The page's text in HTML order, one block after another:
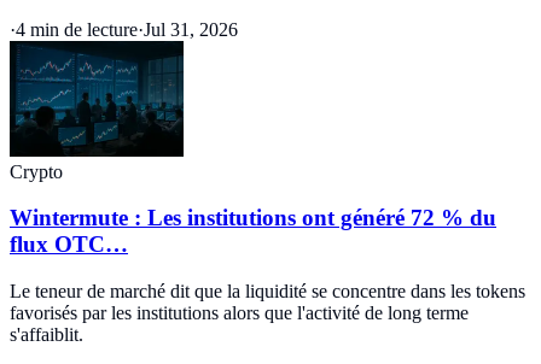
·4 min de lecture·Jul 31, 2026
Crypto
Wintermute : Les institutions ont généré 72 % du
flux OTC…
Le teneur de marché dit que la liquidité se concentre dans les tokens
favorisés par les institutions alors que l'activité de long terme
s'affaiblit.